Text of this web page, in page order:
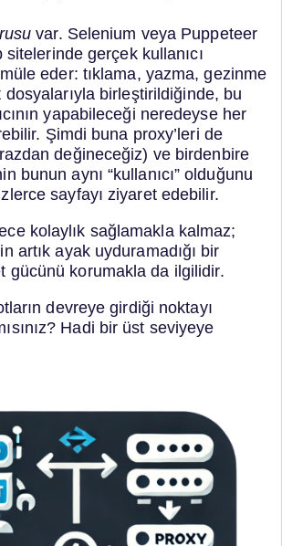
var. Selenium veya Puppeteer
gerçek kullanıcı
eder: tıklama, yazma, gezinme
birleştirildiğinde, bu
yapabileceği neredeyse her
Şimdi buna proxy’leri de
değineceğiz) ve birdenbire
bunun aynı “kullanıcı” olduğunu
sayfayı ziyaret edebilir.
kolaylık sağlamakla kalmaz;
artık ayak uyduramadığı bir
gücünü korumakla da ilgilidir.
devreye girdiği noktayı
Hadi bir üst seviyeye